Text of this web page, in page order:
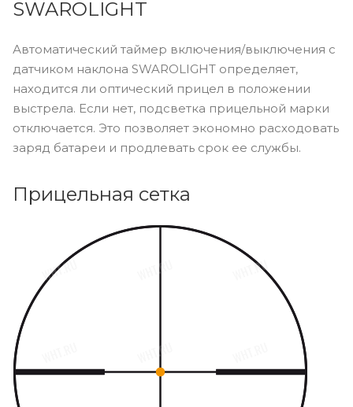
SWAROLIGHT
Автоматический таймер включения/выключения с
датчиком наклона SWAROLIGHT определяет,
находится ли оптический прицел в положении
выстрела. Если нет, подсветка прицельной марки
отключается. Это позволяет экономно расходовать
заряд батареи и продлевать срок ее службы.
Прицельная сетка